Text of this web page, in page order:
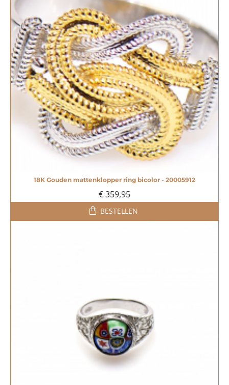
18K Gouden mattenklopper ring bicolor - 20005912
€ 359,95
BESTELLEN